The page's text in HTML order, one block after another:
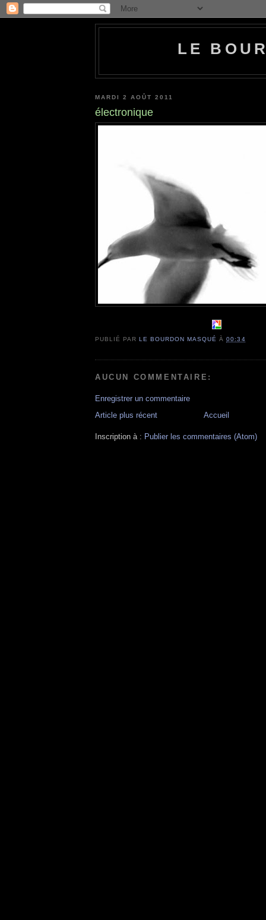
LE
MARDI 2 AOÛT 2011
électronique
PUBLIÉ PARLE BOURDON MASQUÉ À00:34
AUCUN COMMENTAIRE:
Enregistrer un commentaire
Article plus récent
Accueil
Inscription à : Publier les commentaires (Atom)